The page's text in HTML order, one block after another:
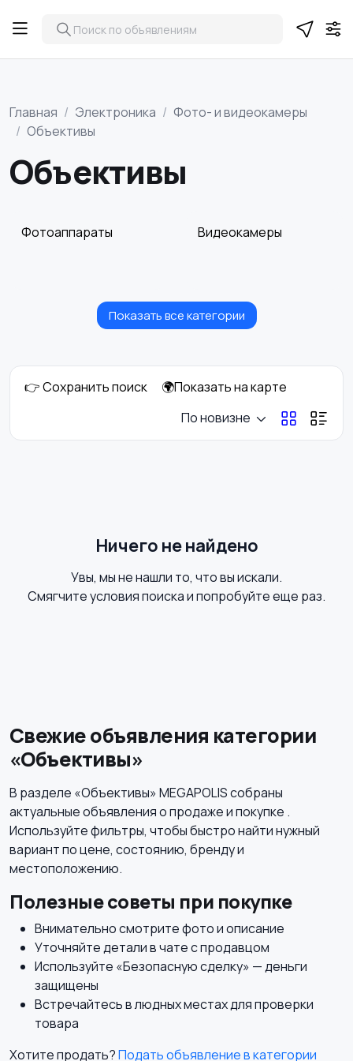
Главная Электроника
Фото- и видеокамеры
Объективы
Объективы
Фотоаппараты Видеокамеры
Видеонаблюдение Объективы
Аксессуары
Цифровые
Компактные
Показать все категории
👉 Сохранить поиск
🌍Показать на карте
По новизне
Ничего не найдено
Увы, мы не нашли то, что вы искали.
Смягчите условия поиска и попробуйте еще раз.
Свежие объявления категории
«Объективы»
В разделе «Объективы» MEGAPOLIS собраны
актуальные объявления о продаже и покупке .
Используйте фильтры, чтобы быстро найти нужный
вариант по цене, состоянию, бренду и
местоположению.
Полезные советы при покупке
Внимательно смотрите фото и описание
Уточняйте детали в чате с продавцом
Используйте «Безопасную сделку» — деньги
защищены
Встречайтесь в людных местах для проверки
товара
Хотите продать?Подать объявление в категории